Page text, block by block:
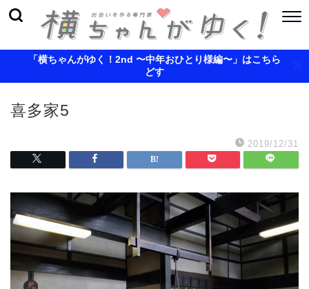
「横ちゃんがゆく！2nd 〜中年おひとり様編〜」はこちら
どす
喜多家5
2019/12/31